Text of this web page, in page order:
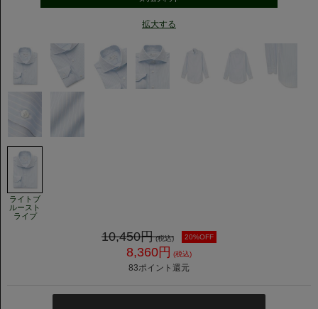
拡大する
ライトブ
ルースト
ライプ
10,450円 (税込) 20%OFF
8,360円 (税込)
83ポイント還元